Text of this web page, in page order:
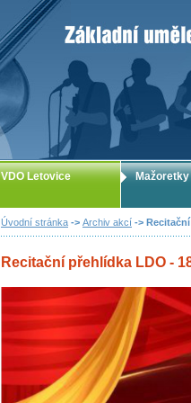
ZUŠ Letovice
Úvodní stránka -> Archiv akcí ->
Recitační přehlídka LDO -
VDO Letovice Mažoretky